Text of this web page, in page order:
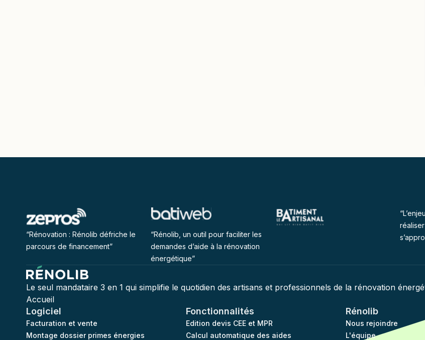
“Rénovation : Rénolib défriche le
parcours de financement”
“Rénolib, un outil pour faciliter les
demandes d’aide à la rénovation
énergétique”
Le seul mandataire 3 en 1 qui simplifie le quotidien des artisans et professionnels de la rénovation
Accueil
Logiciel
Facturation et vente
Montage dossier primes énergies
Fonctionnalités
Edition devis CEE et MPR
Calcul automatique des aides
Rénolib
Nous rejoindre
L'équipe